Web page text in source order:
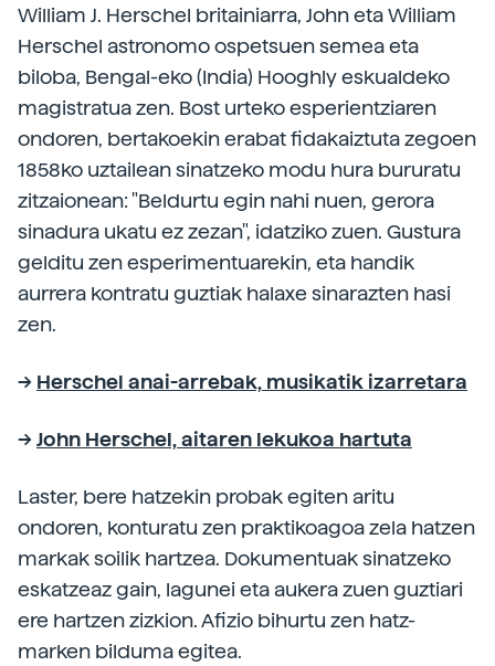
William J. Herschel britainiarra, John eta William
Herschel astronomo ospetsuen semea eta
biloba, Bengal-eko (India) Hooghly eskualdeko
magistratua zen. Bost urteko esperientziaren
ondoren, bertakoekin erabat fidakaiztuta zegoen
1858ko uztailean sinatzeko modu hura bururatu
zitzaionean: "Beldurtu egin nahi nuen, gerora
sinadura ukatu ez zezan", idatziko zuen. Gustura
gelditu zen esperimentuarekin, eta handik
aurrera kontratu guztiak halaxe sinarazten hasi
zen.
--> Herschel anai-arrebak, musikatik izarretara
-->John Herschel, aitaren lekukoa hartuta
Laster, bere hatzekin probak egiten aritu
ondoren, konturatu zen praktikoagoa zela hatzen
markak soilik hartzea. Dokumentuak sinatzeko
eskatzeaz gain, lagunei eta aukera zuen guztiari
ere hartzen zizkion. Afizio bihurtu zen hatz-
marken bilduma egitea.